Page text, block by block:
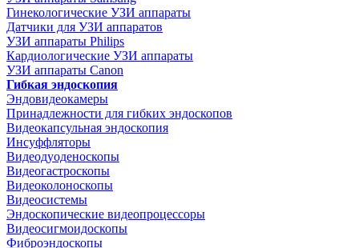
Гинекологические УЗИ аппараты
Датчики для УЗИ аппаратов
УЗИ аппараты Philips
Кардиологические УЗИ аппараты
УЗИ аппараты Canon
Гибкая эндоскопия
Эндовидеокамеры
Принадлежности для гибких эндоскопов
Видеокапсульная эндоскопия
Инсуффляторы
Видеодуоденоскопы
Видеогастроскопы
Видеоколоноскопы
Видеосистемы
Эндоскопические видеопроцессоры
Видеосигмоидоскопы
Фиброэндоскопы